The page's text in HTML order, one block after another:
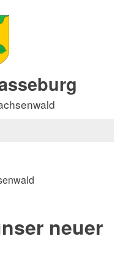
neuer